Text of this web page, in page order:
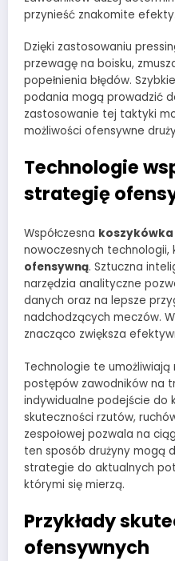
przynieść znakomite efekty.
Dzięki zastosowaniu
przewagę na boisku,
popełnienia błędów.
podania mogą prowadzić
zastosowanie tej taktyki
możliwości ofensywne
Technologie
strategię
Współczesna koszykówka
nowoczesnych technologii,
ofensywną. Sztuczna
narzędzia analityczne
danych oraz na lepsze
nadchodzących meczów.
znacząco zwiększa
Technologie te
postępów zawodników na
indywidualne podejście do
skuteczności rzutów,
zespołowej pozwala na
ten sposób drużyny mogą
strategie do aktualnych
którymi się mierzą.
Przykłady
ofensywnych